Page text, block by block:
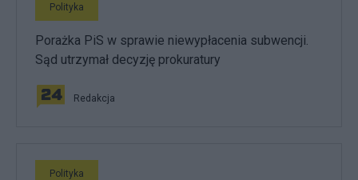
Polityka
Porażka PiS w sprawie niewypłacenia subwencji.
Sąd utrzymał decyzję prokuratury
Redakcja
Polityka